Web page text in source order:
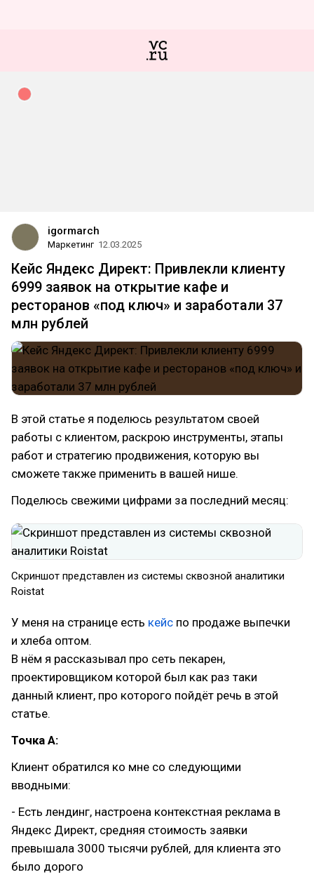
igormarch
Маркетинг 12.03.2025
Кейс Яндекс Директ: Привлекли клиенту
6999 заявок на открытие кафе и
ресторанов «под ключ» и заработали 37
млн рублей
В этой статье я поделюсь результатом своей
работы с клиентом, раскрою инструменты, этапы
работ и стратегию продвижения, которую вы
сможете также применить в вашей нише.
Поделюсь свежими цифрами за последний месяц:
Скриншот представлен из системы сквозной аналитики
Roistat
У меня на странице есть кейс по продаже выпечки
и хлеба оптом.
В нём я рассказывал про сеть пекарен,
проектировщиком которой был как раз таки
данный клиент, про которого пойдёт речь в этой
статье.
Точка А:
Клиент обратился ко мне со следующими
вводными:
- Есть лендинг, настроена контекстная реклама в
Яндекс Директ, средняя стоимость заявки
превышала 3000 тысячи рублей, для клиента это
было дорого